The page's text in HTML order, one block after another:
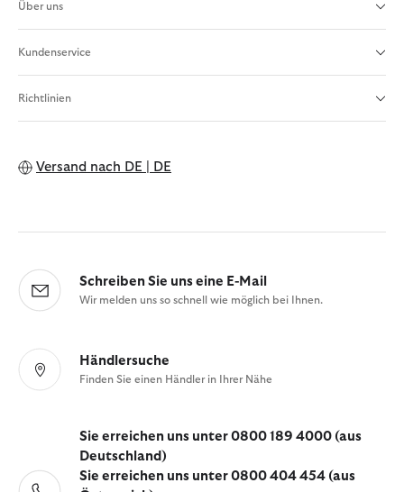
Über uns
Kundenservice
Richtlinien
Versand nach DE | DE
Schreiben Sie uns eine E-Mail
Wir melden uns so schnell wie möglich bei Ihnen.
Händlersuche
Finden Sie einen Händler in Ihrer Nähe
Sie erreichen uns unter 0800 189 4000 (aus
Deutschland)
Sie erreichen uns unter 0800 404 454 (aus